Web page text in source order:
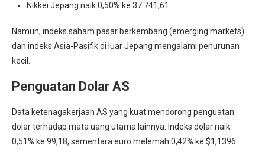
Nikkei Jepang naik 0,50% ke 37.741,61.
Namun, indeks saham pasar berkembang (emerging markets)
dan indeks Asia-Pasifik di luar Jepang mengalami penurunan
kecil.
Penguatan Dolar AS
Data ketenagakerjaan AS yang kuat mendorong penguatan
dolar terhadap mata uang utama lainnya. Indeks dolar naik
0,51% ke 99,18, sementara euro melemah 0,42% ke $1,1396.